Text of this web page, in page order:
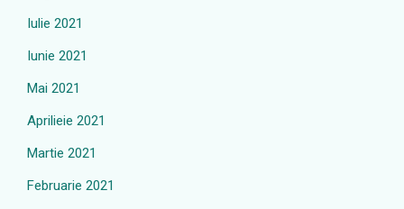
Iulie 2021
Iunie 2021
Mai 2021
Aprilieie 2021
Martie 2021
Februarie 2021